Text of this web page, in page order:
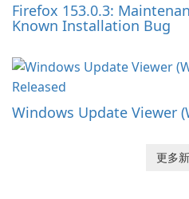
Firefox 153.0.3:
Known Installation Bug
Windows Update Viewer
更多